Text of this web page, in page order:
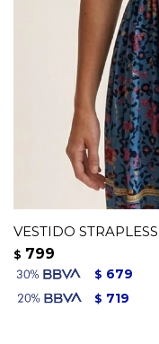
VESTIDO
$ 799
$ 679
$ 719